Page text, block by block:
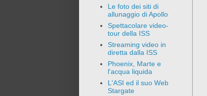
Le foto dei siti di
allunaggio di Apollo
Spettacolare video-
tour della ISS
Streaming video in
diretta dalla ISS
Phoenix, Marte e
l'acqua liquida
L'ASI ed il suo Web
Stargate